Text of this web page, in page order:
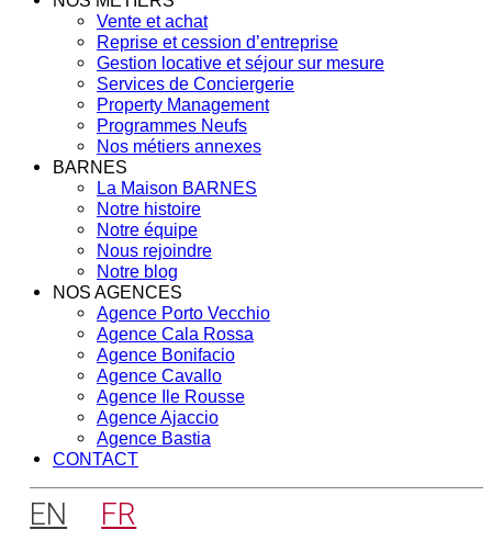
Vente et achat
Reprise et cession d’entreprise
Gestion locative et séjour sur mesure
Services de Conciergerie
Property Management
Programmes Neufs
Nos métiers annexes
BARNES
La Maison BARNES
Notre histoire
Notre équipe
Nous rejoindre
Notre blog
NOS AGENCES
Agence Porto Vecchio
Agence Cala Rossa
Agence Bonifacio
Agence Cavallo
Agence Ile Rousse
Agence Ajaccio
Agence Bastia
CONTACT
EN FR